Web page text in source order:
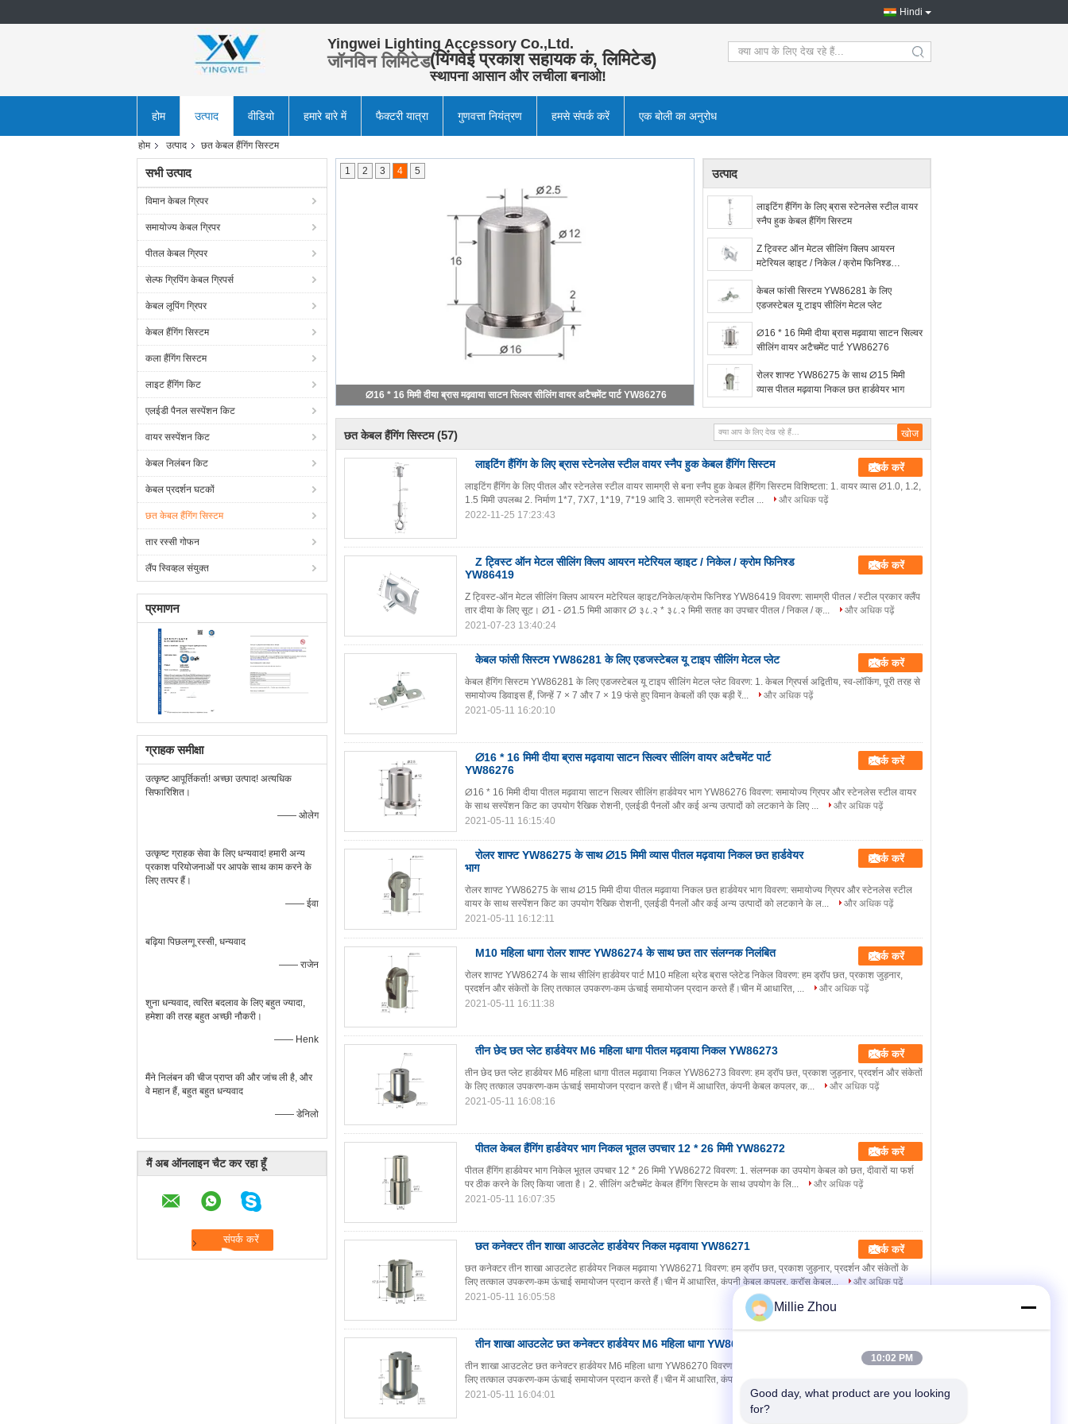
Hindi
Yingwei Lighting Accessory Co.,Ltd.
जॉनविन लिमिटेड(यिंगवेई प्रकाश सहायक कं, लिमिटेड)
स्थापना आसान और लचीला बनाओ!
search
होम उत्पाद वीडियो हमारे बारे में फैक्टरी यात्रा गुणवत्ता नियंत्रण हमसे संपर्क करें एक बोली का अनुरोध
होम उत्पाद छत केबल हैंगिंग सिस्टम
सभी उत्पाद
विमान केबल ग्रिपर
समायोज्य केबल ग्रिपर
पीतल केबल ग्रिपर
सेल्फ ग्रिपिंग केबल ग्रिपर्स
केबल लूपिंग ग्रिपर
केबल हैंगिंग सिस्टम
कला हैंगिंग सिस्टम
लाइट हैंगिंग किट
एलईडी पैनल सस्पेंशन किट
वायर सस्पेंशन किट
केबल निलंबन किट
केबल प्रदर्शन घटकों
छत केबल हैंगिंग सिस्टम
तार रस्सी गोफन
लैंप स्विव्हल संयुक्त
प्रमाणन
ग्राहक समीक्षा
उत्कृष्ट आपूर्तिकर्ता! अच्छा उत्पाद! अत्यधिक
सिफारिशित।
—— ओलेग
उत्कृष्ट ग्राहक सेवा के लिए धन्यवाद! हमारी अन्य
प्रकाश परियोजनाओं पर आपके साथ काम करने के
लिए तत्पर हैं।
—— ईवा
बढ़िया पिछलग्गू रस्सी, धन्यवाद
—— राजेन
शुना धन्यवाद, त्वरित बदलाव के लिए बहुत ज्यादा,
हमेशा की तरह बहुत अच्छी नौकरी।
—— Henk
मैंने निलंबन की चीज प्राप्त की और जांच ली है, और
वे महान हैं, बहुत बहुत धन्यवाद
—— डेनिलो
मैं अब ऑनलाइन चैट कर रहा हूँ
∅16 * 16 मिमी दीया ब्रास मढ़वाया साटन सिल्वर सीलिंग वायर अटैचमेंट पार्ट YW86276
1 2 3 4 5 उत्पाद
लाइटिंग हैंगिंग के लिए ब्रास स्टेनलेस स्टील वायर
स्नैप हुक केबल हैंगिंग सिस्टम
Z ट्विस्ट ऑन मेटल सीलिंग क्लिप आयरन
मटेरियल व्हाइट / निकेल / क्रोम फिनिश्ड
केबल फांसी सिस्टम YW86281 के लिए
एडजस्टेबल यू टाइप सीलिंग मेटल प्लेट
∅16 * 16 मिमी दीया ब्रास मढ़वाया साटन सिल्वर
सीलिंग वायर अटैचमेंट पार्ट YW86276
रोलर शाफ्ट YW86275 के साथ ∅15 मिमी
व्यास पीतल मढ़वाया निकल छत हार्डवेयर भाग
छत केबल हैंगिंग सिस्टम (57)
लाइटिंग हैंगिंग के लिए ब्रास स्टेनलेस स्टील वायर स्नैप हुक केबल हैंगिंग सिस्टम संपर्क करें
लाइटिंग हैंगिंग के लिए पीतल और स्टेनलेस स्टील वायर सामग्री से बना स्नैप हुक केबल हैंगिंग सिस्टम विशिष्टता: 1. वायर व्यास ∅1.0, 1.2,
1.5 मिमी उपलब्ध 2. निर्माण 1*7, 7X7, 1*19, 7*19 आदि 3. सामग्री स्टेनलेस स्टील ...
और अधिक पढ़ें
2022-11-25 17:23:43
Z ट्विस्ट ऑन मेटल सीलिंग क्लिप आयरन मटेरियल व्हाइट / निकेल / क्रोम फिनिश्ड
YW86419
संपर्क करें
Z ट्विस्ट-ऑन मेटल सीलिंग क्लिप आयरन मटेरियल व्हाइट/निकेल/क्रोम फिनिश्ड YW86419 विवरण: सामग्री पीतल / स्टील प्रकार क्लैंप
तार दीया के लिए सूट। ∅1 - ∅1.5 मिमी आकार ∅ ३८.२ * ३८.२ मिमी सतह का उपचार पीतल / निकल / क्...
और अधिक पढ़ें
2021-07-23 13:40:24
केबल फांसी सिस्टम YW86281 के लिए एडजस्टेबल यू टाइप सीलिंग मेटल प्लेट संपर्क करें
केबल हैंगिंग सिस्टम YW86281 के लिए एडजस्टेबल यू टाइप सीलिंग मेटल प्लेट विवरण: 1. केबल ग्रिपर्स अद्वितीय, स्व-लॉकिंग, पूरी तरह से
समायोज्य डिवाइस हैं, जिन्हें 7 × 7 और 7 × 19 फंसे हुए विमान केबलों की एक बड़ी रें...
और अधिक पढ़ें
2021-05-11 16:20:10
∅16 * 16 मिमी दीया ब्रास मढ़वाया साटन सिल्वर सीलिंग वायर अटैचमेंट पार्ट
YW86276
संपर्क करें
∅16 * 16 मिमी दीया पीतल मढ़वाया साटन सिल्वर सीलिंग हार्डवेयर भाग YW86276 विवरण: समायोज्य ग्रिपर और स्टेनलेस स्टील वायर
के साथ सस्पेंशन किट का उपयोग रैखिक रोशनी, एलईडी पैनलों और कई अन्य उत्पादों को लटकाने के लिए ...
और अधिक पढ़ें
2021-05-11 16:15:40
रोलर शाफ्ट YW86275 के साथ ∅15 मिमी व्यास पीतल मढ़वाया निकल छत हार्डवेयर
भाग
संपर्क करें
रोलर शाफ्ट YW86275 के साथ ∅15 मिमी दीया पीतल मढ़वाया निकल छत हार्डवेयर भाग विवरण: समायोज्य ग्रिपर और स्टेनलेस स्टील
वायर के साथ सस्पेंशन किट का उपयोग रैखिक रोशनी, एलईडी पैनलों और कई अन्य उत्पादों को लटकाने के ल...
और अधिक पढ़ें
2021-05-11 16:12:11
M10 महिला धागा रोलर शाफ्ट YW86274 के साथ छत तार संलग्नक निलंबित संपर्क करें
रोलर शाफ्ट YW86274 के साथ सीलिंग हार्डवेयर पार्ट M10 महिला थ्रेड ब्रास प्लेटेड निकेल विवरण: हम ड्रॉप छत, प्रकाश जुड़नार,
प्रदर्शन और संकेतों के लिए तत्काल उपकरण-कम ऊंचाई समायोजन प्रदान करते हैं।चीन में आधारित, ...
और अधिक पढ़ें
2021-05-11 16:11:38
तीन छेद छत प्लेट हार्डवेयर M6 महिला धागा पीतल मढ़वाया निकल YW86273 संपर्क करें
तीन छेद छत प्लेट हार्डवेयर M6 महिला धागा पीतल मढ़वाया निकल YW86273 विवरण: हम ड्रॉप छत, प्रकाश जुड़नार, प्रदर्शन और संकेतों
के लिए तत्काल उपकरण-कम ऊंचाई समायोजन प्रदान करते हैं।चीन में आधारित, कंपनी केबल कपलर, क...
और अधिक पढ़ें
2021-05-11 16:08:16
पीतल केबल हैंगिंग हार्डवेयर भाग निकल भूतल उपचार 12 * 26 मिमी YW86272 संपर्क करें
पीतल हैंगिंग हार्डवेयर भाग निकेल भूतल उपचार 12 * 26 मिमी YW86272 विवरण: 1. संलग्नक का उपयोग केबल को छत, दीवारों या फर्श
पर ठीक करने के लिए किया जाता है। 2. सीलिंग अटैचमेंट केबल हैंगिंग सिस्टम के साथ उपयोग के लि...
और अधिक पढ़ें
2021-05-11 16:07:35
छत कनेक्टर तीन शाखा आउटलेट हार्डवेयर निकल मढ़वाया YW86271 संपर्क करें
छत कनेक्टर तीन शाखा आउटलेट हार्डवेयर निकल मढ़वाया YW86271 विवरण: हम ड्रॉप छत, प्रकाश जुड़नार, प्रदर्शन और संकेतों के
लिए तत्काल उपकरण-कम ऊंचाई समायोजन प्रदान करते हैं।चीन में आधारित, कंपनी केबल कपलर, क्रॉस केबल...
और अधिक पढ़ें
2021-05-11 16:05:58
तीन शाखा आउटलेट छत कनेक्टर हार्डवेयर M6 महिला धागा YW86270
तीन शाखा आउटलेट छत कनेक्टर हार्डवेयर M6 महिला धागा YW86270 विवरण: हम ड्रॉप छत, प्रकाश जुड़नार, प्रदर्शन और संकेतों के
लिए तत्काल उपकरण-कम ऊंचाई समायोजन प्रदान करते हैं।चीन में आधारित, कंपनी केबल कपलर, क्रॉस केब...
2021-05-11 16:04:01
Millie Zhou
10:02 PM
Good day, what product are you looking
for?